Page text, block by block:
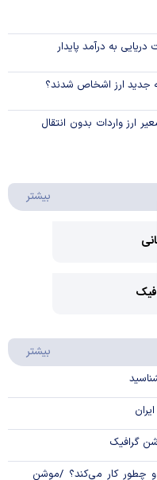
به درآمد پایدار
جدید ارز اشخاص شدند؟
ارز واردات بدون انتقال
بیشتر
بیشتر
گرافیک
چطور کار می‌کند؟ /موشن